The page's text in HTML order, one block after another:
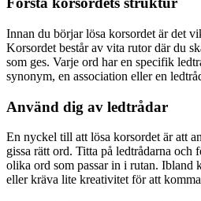
Innan du börjar lösa korsordet är det
Korsordet består av vita rutor där du
som ges. Varje ord har en specifik
synonym, en association eller en
Använd dig av ledtrådar
En nyckel till att lösa korsordet är att
gissa rätt ord. Titta på ledtrådarna och
olika ord som passar in i rutan. Ibland
eller kräva lite kreativitet för att